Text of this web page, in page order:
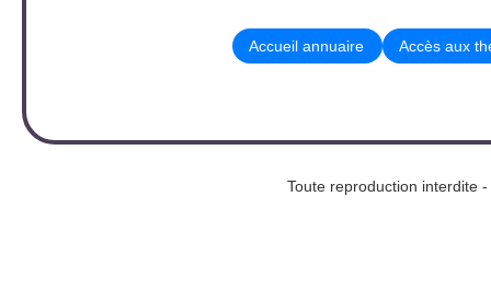
Accueil annuaire Accès aux
Toute reproduction interdite